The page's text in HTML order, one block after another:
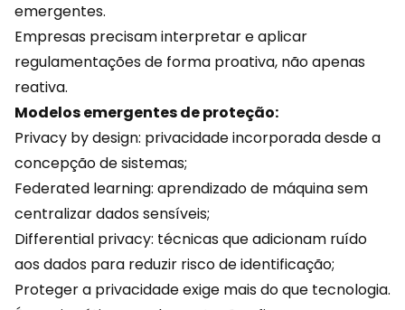
emergentes.
Empresas precisam interpretar e aplicar
regulamentações de forma proativa, não apenas
reativa.
Modelos emergentes de proteção:
Privacy by design: privacidade incorporada desde a
concepção de sistemas;
Federated learning: aprendizado de máquina sem
centralizar dados sensíveis;
Differential privacy: técnicas que adicionam ruído
aosdados para reduzir risco de identificação;
Proteger a privacidade exige mais do que tecnologia.